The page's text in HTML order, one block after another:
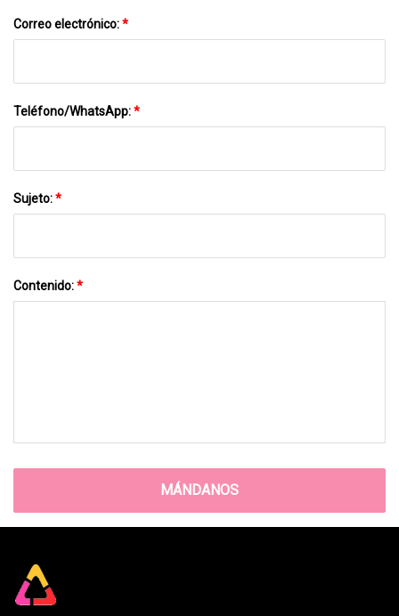
Correo electrónico:*
Teléfono/WhatsApp:*
Sujeto:*
Contenido:*
MÁNDANOS